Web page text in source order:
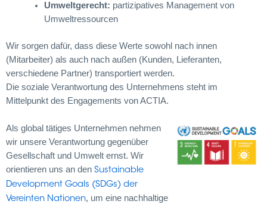
Umweltgerecht: partizipatives Management von
Umweltressourcen
Wir sorgen dafür, dass diese Werte sowohl nach innen
(Mitarbeiter) als auch nach außen (Kunden, Lieferanten,
verschiedene Partner) transportiert werden.
Die soziale Verantwortung des Unternehmens steht im
Mittelpunkt des Engagements von ACTIA.
Als global tätiges Unternehmen nehmen
wir unsere Verantwortung gegenüber
Gesellschaft und Umwelt ernst. Wir
orientieren uns an den Sustainable
Development Goals (SDGs) der
Vereinten Nationen, um eine nachhaltige